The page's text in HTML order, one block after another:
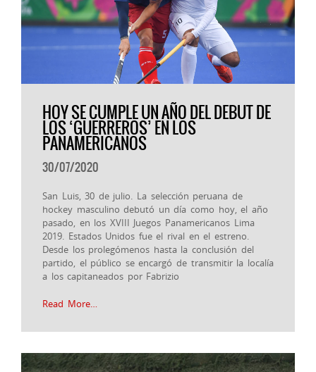
HOY SE CUMPLE UN AÑO DEL DEBUT DE
LOS ‘GUERREROS’ EN LOS
PANAMERICANOS
30/07/2020
San Luis, 30 de julio. La selección peruana de
hockey masculino debutó un día como hoy, el año
pasado, en los XVIII Juegos Panamericanos Lima
2019. Estados Unidos fue el rival en el estreno.
Desde los prolegómenos hasta la conclusión del
partido, el público se encargó de transmitir la localía
a los capitaneados por Fabrizio
Read More…